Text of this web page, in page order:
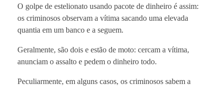
O golpe de estelionato usando pacote de dinheiro é assim:
os criminosos observam a vítima sacando uma elevada
quantia em um banco e a seguem.
Geralmente, são dois e estão de moto: cercam a vítima,
anunciam o assalto e pedem o dinheiro todo.
Peculiarmente, em alguns casos, os criminosos sabem a